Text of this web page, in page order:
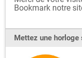
Bookmark notre
Mettez une horloge